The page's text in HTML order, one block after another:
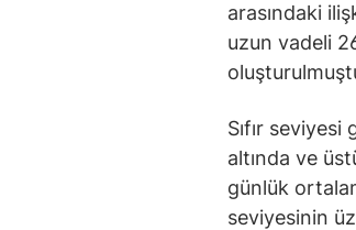
arasındaki
uzun vadeli
Sıfır seviyesi
altında ve
günlük
seviyesinin